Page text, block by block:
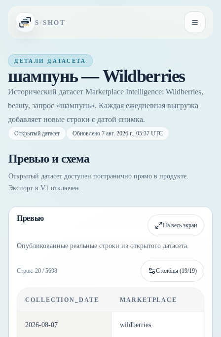
S-SHOT
ДЕТАЛИ ДАТАСЕТА
шампунь — Wildberries
Исторический датасет Marketplace Intelligence: Wildberries,
beauty, запрос «шампунь». Каждая ежедневная выгрузка
добавляет новые строки с датой снимка.
Открытый датасет Обновлено 7 авг. 2026 г., 05:37 UTC
Превью и схема
Открытый датасет доступен постранично прямо в продукте.
Экспорт в V1 отключен.
Превью
На весь экран
Опубликованные реальные строки из открытого датасета.
Строк: 20 / 5698 Столбцы (19/19)
COLLECTION_DATE MARKETPLACE
2026-08-07 wildberries